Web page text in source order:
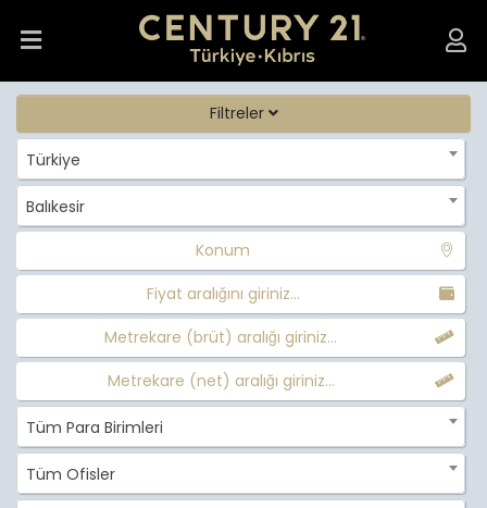
Filtreler
Türkiye
Balıkesir
Konum
Fiyat aralığını giriniz...
Metrekare (brüt) aralığı giriniz...
Metrekare (net) aralığı giriniz...
Tüm Para Birimleri
Tüm Ofisler